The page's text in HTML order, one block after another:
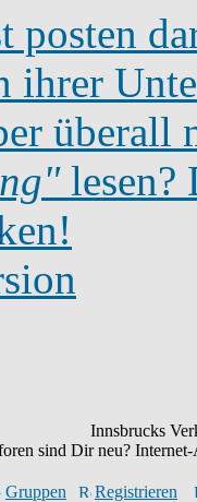
posten
ihrer
überall
lesen?
Innsbrucks
sind Dir neu?
Gruppen Registrieren